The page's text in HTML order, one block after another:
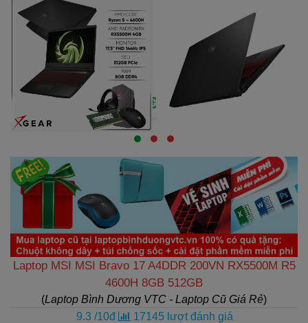
Laptop MSI MSI Bravo 17 A4DDR 200VN RX5500M R5
4600H 8GB 512GB
(Laptop Bình Dương VTC - Laptop Cũ Giá Rẻ)
9.3 /10đ 17145 lượt đánh giá